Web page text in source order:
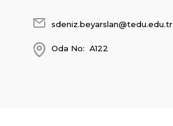
sdeniz.beyarslan@tedu.edu.tr
Oda No: A122